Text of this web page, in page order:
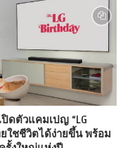
ดตัวแคมเปญ “LG
ใชชีวิตได้ง่ายขึ้น พร้อม